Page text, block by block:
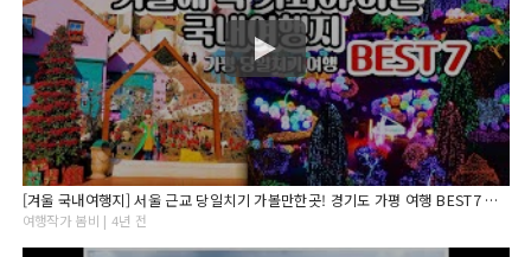
[겨울 국내여행지] 서울 근교 당일치기 가볼만한곳! 경기도 가평 여행 BEST7 아침고요수목원/오색별빛정원전
여행작가 봄비 | 4년 전